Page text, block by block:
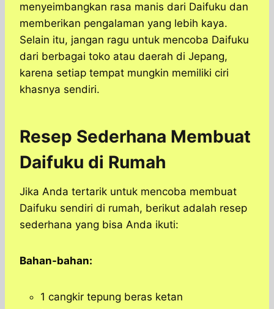
menyeimbangkan rasa manis dari Daifuku dan
memberikan pengalaman yang lebih kaya.
Selain itu, jangan ragu untuk mencoba Daifuku
dari berbagai toko atau daerah di Jepang,
karena setiap tempat mungkin memiliki ciri
khasnya sendiri.
Resep Sederhana Membuat
Daifuku di Rumah
Jika Anda tertarik untuk mencoba membuat
Daifuku sendiri di rumah, berikut adalah resep
sederhana yang bisa Anda ikuti:
Bahan-bahan:
1 cangkir tepung beras ketan